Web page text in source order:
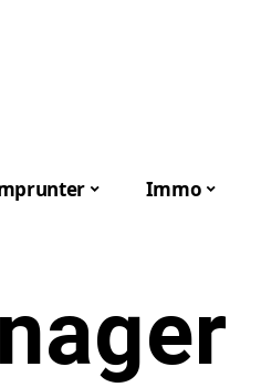
Immo